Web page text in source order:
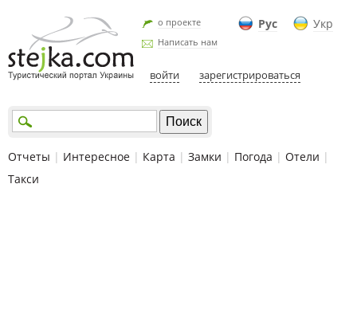
Рус Укр
о проекте
Написать нам
войти зарегистрироваться
Отчеты | Интересное | Карта | Замки | Погода | Отели |
Такси